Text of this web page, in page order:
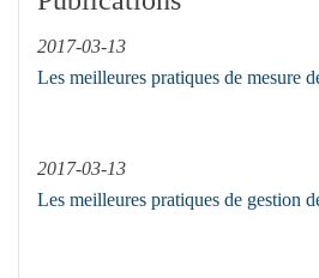
2017-03-13
Les meilleures pratiques de mesure
2017-03-13
Les meilleures pratiques de gestion